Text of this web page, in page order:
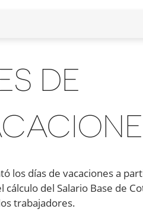
DE
los días de vacaciones a
del Salario Base de
trabajadores.